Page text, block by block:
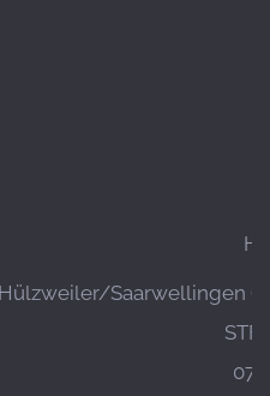
Saarwellingen
07-